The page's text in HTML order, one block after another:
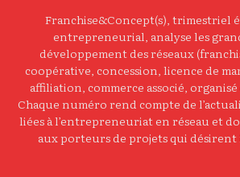
Franchise&Concept(s), trimestriel
entrepreneurial, analyse les
développement des réseaux
coopérative, concession, licence de
affiliation, commerce associé,
Chaque numéro rend compte de
liées à l’entrepreneuriat en réseau et
aux porteurs de projets qui désirent